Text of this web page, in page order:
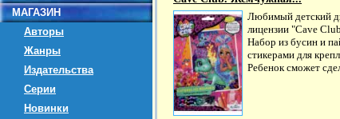
МАГАЗИН
Авторы
Жанры
Издательства
Серии
Новинки
Любимый детский
лицензии "Cave
Набор из бусин и
стикерами для
Ребенок сможет